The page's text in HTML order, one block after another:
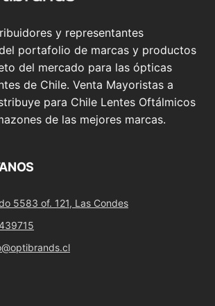
y representantes
portafolio de marcas y productos
del mercado para las ópticas
de Chile. Venta Mayoristas a
para Chile Lentes Oftálmicos
de las mejores marcas.
5583 of. 121, Las Condes